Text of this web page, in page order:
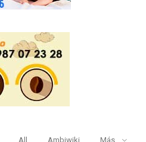
All Ambiwiki Más